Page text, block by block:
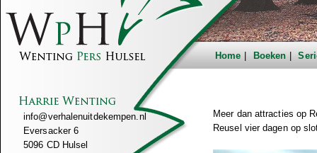
Home Boeken
info@verhalenuitdekempen.nl
Eversacker 6
5096 CD Hulsel
Meer dan attracties op
Reusel vier dagen op